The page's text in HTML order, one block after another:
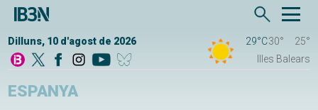
Dilluns, 10 d'agost de 2026 29°C30°
25°
Illes Balears
ESPANYA